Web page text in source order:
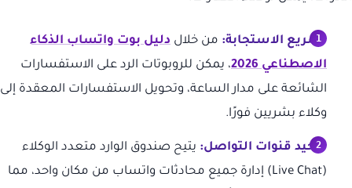
تسريع الاستجابة: من خلال دليل بوت واتساب الذكاء
الاصطناعي 2026
، يمكن للروبوتات الرد على الاستفسارات
الشائعة على مدار الساعة، وتحويل الاستفسارات المعقدة إلى
وكلاء بشريين فورًا.
توحيد قنوات التواصل: يتيح صندوق الوارد متعدد الوكلاء
(Live Chat) إدارة جميع محادثات واتساب من مكان واحد، مما